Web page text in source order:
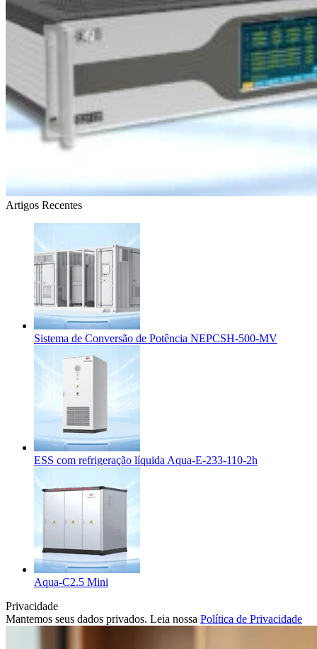
Artigos Recentes
Sistema de Conversão de Potência NEPCSH-500-MV
ESS com refrigeração líquida Aqua-E-233-110-2h
Aqua-C2.5 Mini
Privacidade
Mantemos seus dados privados. Leia nossa Política de Privacidade